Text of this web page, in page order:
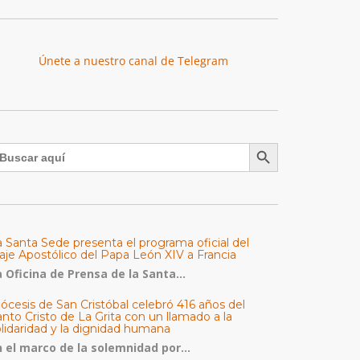
Únete a nuestro canal de Telegram
Botón de búsqueda
Santa Sede presenta el programa oficial del
Apostólico del Papa León XIV a Francia
Oficina de Prensa de la Santa...
de San Cristóbal celebró 416 años del
Cristo de La Grita con un llamado a la
y la dignidad humana
el marco de la solemnidad por...